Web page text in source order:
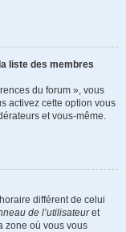
liste des membres
du forum », vous
activez cette option vous
et vous-même.
différent de celui
de l’utilisateuret
zone où vous vous